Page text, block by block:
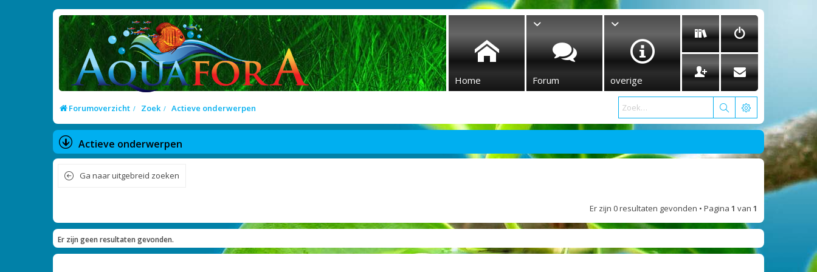
Home Forum overige
Forumoverzicht Zoek Actieve onderwerpen
Actieve onderwerpen
Ga naar uitgebreid zoeken
Er zijn 0 resultaten gevonden • Pagina 1 van 1
Er zijn geen resultaten gevonden.